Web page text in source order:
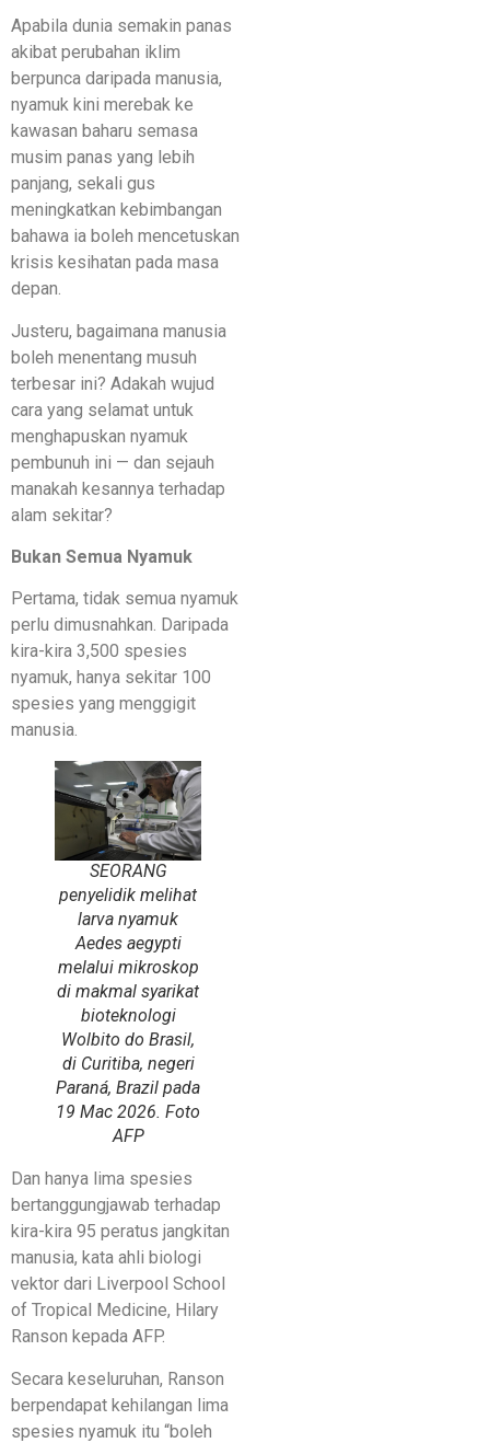
Apabila dunia semakin panas
akibat perubahan iklim
berpunca daripada manusia,
nyamuk kini merebak ke
kawasan baharu semasa
musim panas yang lebih
panjang, sekali gus
meningkatkan kebimbangan
bahawa ia boleh mencetuskan
krisis kesihatan pada masa
depan.
Justeru, bagaimana manusia
boleh menentang musuh
terbesar ini? Adakah wujud
cara yang selamat untuk
menghapuskan nyamuk
pembunuh ini — dan sejauh
manakah kesannya terhadap
alam sekitar?
Bukan Semua Nyamuk
Pertama, tidak semua nyamuk
perlu dimusnahkan. Daripada
kira-kira 3,500 spesies
nyamuk, hanya sekitar 100
spesies yang menggigit
manusia.
SEORANG
penyelidik melihat
larva nyamuk
Aedes aegypti
melalui mikroskop
di makmal syarikat
bioteknologi
Wolbito do Brasil,
di Curitiba, negeri
Paraná, Brazil pada
19 Mac 2026. Foto
AFP
Dan hanya lima spesies
bertanggungjawab terhadap
kira-kira 95 peratus jangkitan
manusia, kata ahli biologi
vektor dari Liverpool School
of Tropical Medicine, Hilary
Ranson kepada AFP.
Secara keseluruhan, Ranson
berpendapat kehilangan lima
spesies nyamuk itu “boleh